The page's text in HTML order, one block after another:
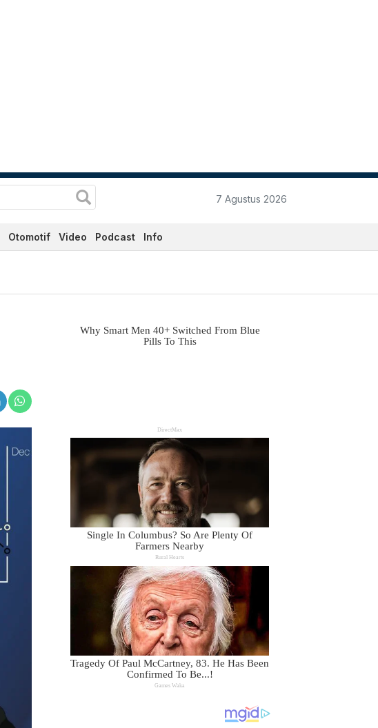
7 Agustus 2026
Otomotif Video Podcast Info